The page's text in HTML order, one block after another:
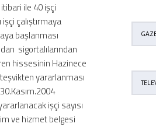
ile 40 işçi
çalıştırmaya
başlanması
sigortalılarından
hissesinin Hazinece
yararlanması
işçi sayısı
ve hizmet belgesi